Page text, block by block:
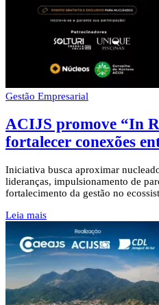
Gestão Empresarial
ACIJS promove “In
fortalecer conexões
Iniciativa busca aproximar
lideranças, impulsionamento de
fortalecimento da gestão no
Leia mais